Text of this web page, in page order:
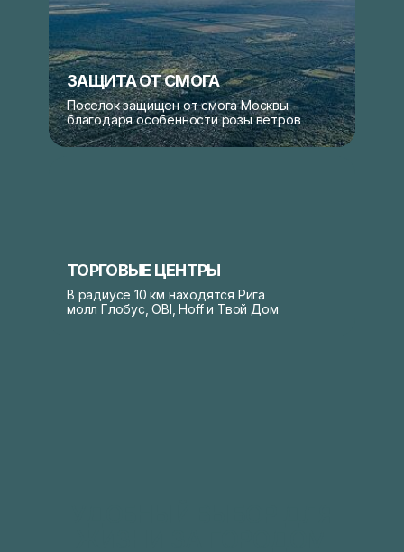
ЗАЩИТА ОТ СМОГА
Поселок защищен от смога Москвы
благодаря особенности розы ветров
В радиусе 10 км находятся Рига
молл Глобус, OBI, Hoff и Твой Дом
ТОРГОВЫЕ ЦЕНТРЫ
УДОБНЫЙ ВЫБОР ДЛЯ
ЖИЗНИ ЗА ГОРОДОМ
Поселок Инфраструктура Природа